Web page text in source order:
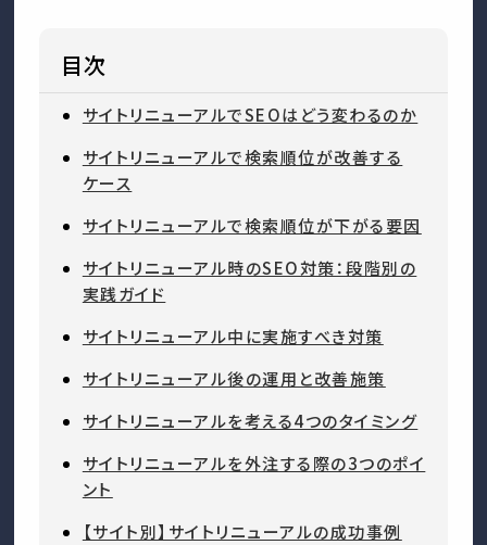
目次
サイトリニューアルでSEOはどう変わるのか
サイトリニューアルで検索順位が改善する
ケース
サイトリニューアルで検索順位が下がる要因
サイトリニューアル時のSEO対策：段階別の
実践ガイド
サイトリニューアル中に実施すべき対策
サイトリニューアル後の運用と改善施策
サイトリニューアルを考える4つのタイミング
サイトリニューアルを外注する際の3つのポイ
ント
【サイト別】サイトリニューアルの成功事例